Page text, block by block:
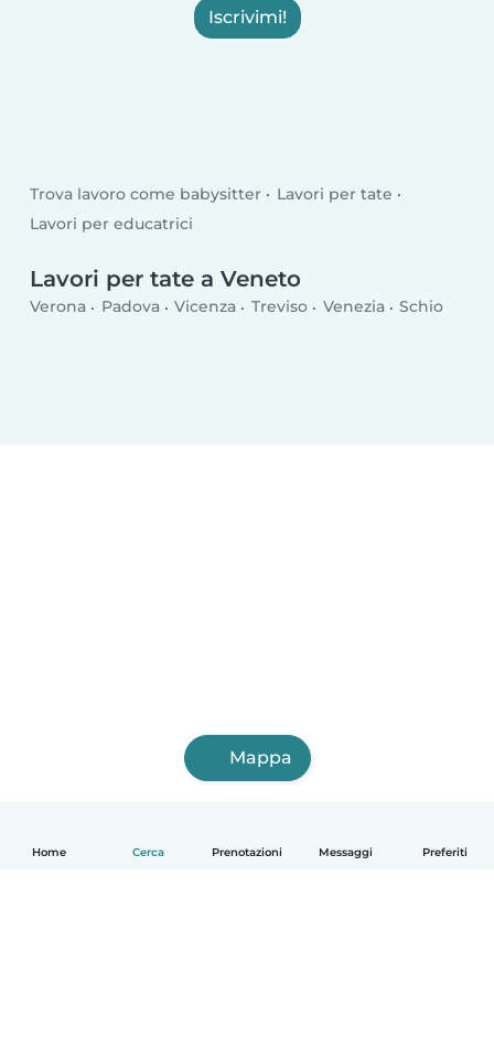
Home Cerca Prenotazioni Messaggi Preferiti
Iscrivimi!
Trova lavoro come babysitter
Lavori per tate
Lavori per educatrici
Lavori per tate a Veneto
Verona Padova Vicenza Treviso Venezia Schio
Mappa